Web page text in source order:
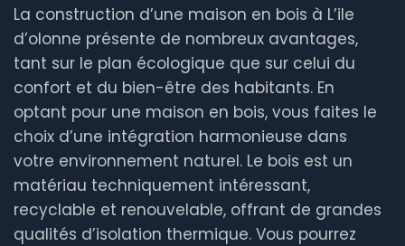
La construction d’une maison en bois à L’ile
d’olonne présente de nombreux avantages,
tant sur le plan écologique que sur celui du
confort et du bien-être des habitants. En
optant pour une maison en bois, vous faites le
choix d’une intégration harmonieuse dans
votre environnement naturel. Le bois est un
matériau techniquement intéressant,
recyclable et renouvelable, offrant de grandes
qualités d’isolation thermique. Vous pourrez